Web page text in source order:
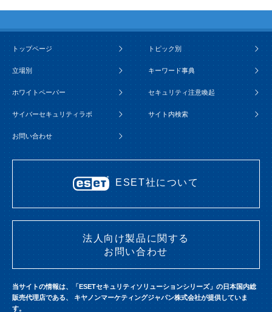
トップページ トピック別
立場別 キーワード事典
ホワイトペーパー セキュリティ注意喚起
サイバーセキュリティラボ サイト内検索
お問い合わせ
ESET社について
法人向け製品に関する
お問い合わせ
当サイトの情報は、「ESETセキュリティソリューションシリーズ」の日本国内総
販売代理店である、 キヤノンマーケティングジャパン株式会社が提供していま
す。